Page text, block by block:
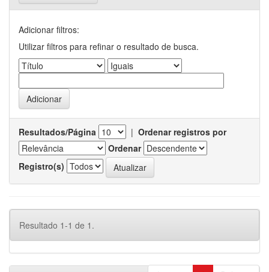
Adicionar filtros:
Utilizar filtros para refinar o resultado de busca.
Resultados/Página | Ordenar registros por
Ordenar
Registro(s)
Resultado 1-1 de 1.